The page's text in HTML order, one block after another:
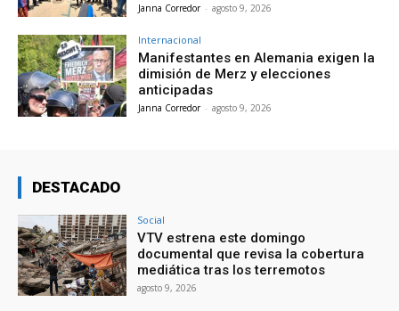
Janna Corredor - agosto 9, 2026
Internacional
Manifestantes en Alemania exigen la
dimisión de Merz y elecciones
anticipadas
Janna Corredor - agosto 9, 2026
DESTACADO
Social
VTV estrena este domingo
documental que revisa la cobertura
mediática tras los terremotos
agosto 9, 2026